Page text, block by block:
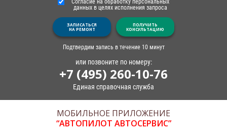
Согласие на обработку персональных
данных в целях исполнения запроса
ЗАПИСАТЬСЯ
НА РЕМОНТ
ПОЛУЧИТЬ
КОНСУЛЬТАЦИЮ
Подтвердим запись в течение 10 минут
или позвоните по номеру:
+7 (495) 260-10-76
Единая справочная служба
МОБИЛЬНОЕ ПРИЛОЖЕНИЕ
“АВТОПИЛОТ АВТОСЕРВИС”